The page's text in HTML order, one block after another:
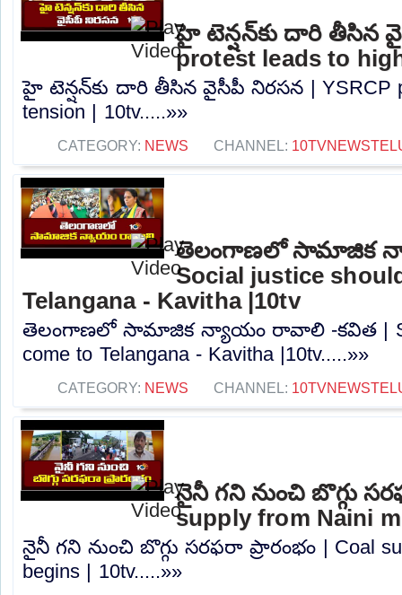
హై టెన్షన్‌కు దారి తీసిన
protest leads to
హై టెన్షన్‌కు దారి తీసిన వైసీపీ నిరసన | YSRCP
tension | 10tv.....»»
CATEGORY: NEWS CHANNEL:
తెలంగాణలో సామాజిక
Social justice
Telangana - Kavitha |10tv
తెలంగాణలో సామాజిక న్యాయం రావాలి -కవిత |
come to Telangana - Kavitha |10tv.....»»
CATEGORY: NEWS CHANNEL:
నైనీ గని నుంచి బొగ్గు
supply from Naini
నైనీ గని నుంచి బొగ్గు సరఫరా ప్రారంభం | Coal
begins | 10tv.....»»